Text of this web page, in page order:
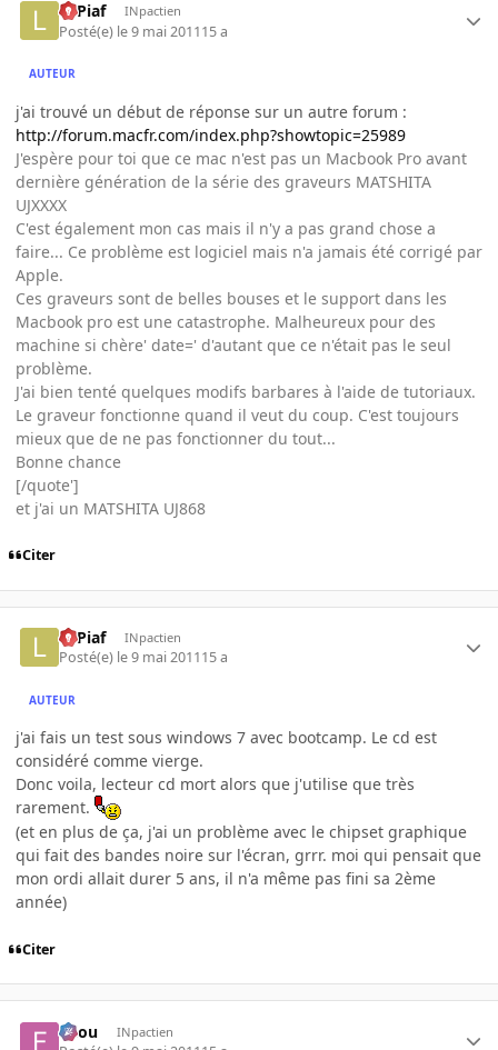
LePiaf INpactien
Posté(e) le 9 mai 201115 a
AUTEUR
j'ai trouvé un début de réponse sur un autre forum :
http://forum.macfr.com/index.php?showtopic=25989
J'espère pour toi que ce mac n'est pas un Macbook Pro avant
dernière génération de la série des graveurs MATSHITA
UJXXXX
C'est également mon cas mais il n'y a pas grand chose a
faire... Ce problème est logiciel mais n'a jamais été corrigé par
Apple.
Ces graveurs sont de belles bouses et le support dans les
Macbook pro est une catastrophe. Malheureux pour des
machine si chère' date=' d'autant que ce n'était pas le seul
problème.
J'ai bien tenté quelques modifs barbares à l'aide de tutoriaux.
Le graveur fonctionne quand il veut du coup. C'est toujours
mieux que de ne pas fonctionner du tout...
Bonne chance
[/quote']
et j'ai un MATSHITA UJ868
Citer
LePiaf INpactien
Posté(e) le 9 mai 201115 a
AUTEUR
j'ai fais un test sous windows 7 avec bootcamp. Le cd est
considéré comme vierge.
Donc voila, lecteur cd mort alors que j'utilise que très
rarement.
(et en plus de ça, j'ai un problème avec le chipset graphique
qui fait des bandes noire sur l'écran, grrr. moi qui pensait que
mon ordi allait durer 5 ans, il n'a même pas fini sa 2ème
année)
Citer
falou INpactien